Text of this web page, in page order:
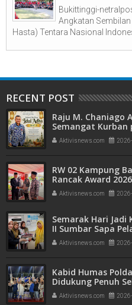
Bukittinggi-
Angkatan
Hasta) Tentara Nasional
RECENT POST
Raju M. Chaniago
Semangat Kurban
Aktivisnews.com
RW 02 Kampung
Rancak Award 2026
Aktivisnews.com
Semarak Hari Jadi
II Sumbar Sapa
Apresiasi di Stasiun
Aktivisnews.com
Kabid Humas
Didukung Penuh
dan Kamtibmas
Aktivisnews.com